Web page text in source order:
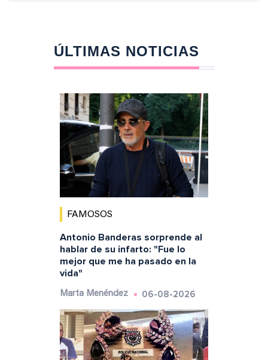
ÚLTIMAS NOTICIAS
FAMOSOS
Antonio Banderas sorprende al
hablar de su infarto: "Fue lo
mejor que me ha pasado en la
vida"
Marta Menéndez 06-08-2026